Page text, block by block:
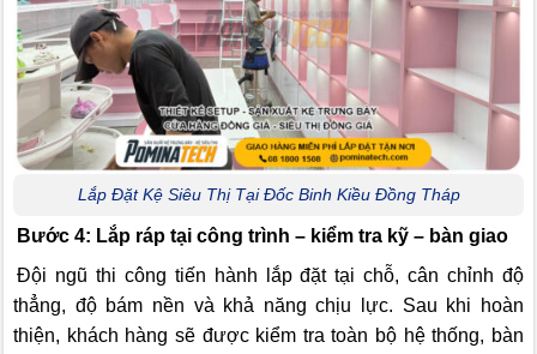
Lắp Đặt Kệ Siêu Thị Tại Đốc Binh Kiều Đồng Tháp
Bước 4: Lắp ráp tại công trình – kiểm tra kỹ – bàn giao
Đội ngũ thi công tiến hành lắp đặt tại chỗ, cân chỉnh độ
thẳng, độ bám nền và khả năng chịu lực. Sau khi hoàn
thiện, khách hàng sẽ được kiểm tra toàn bộ hệ thống, bàn